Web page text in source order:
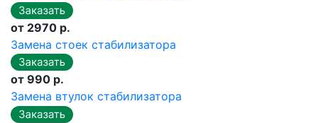
от 2970 р.
Замена стоек стабилизатора
от 990 р.
Замена втулок стабилизатора